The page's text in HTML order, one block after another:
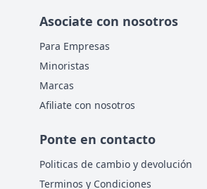
Asociate con nosotros
Para Empresas
Minoristas
Marcas
Afiliate con nosotros
Ponte en contacto
Politicas de cambio y devolución
Terminos y Condiciones